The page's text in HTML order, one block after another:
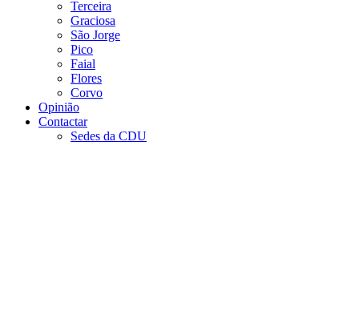
Terceira
Graciosa
São Jorge
Pico
Faial
Flores
Corvo
Opinião
Contactar
Sedes da CDU